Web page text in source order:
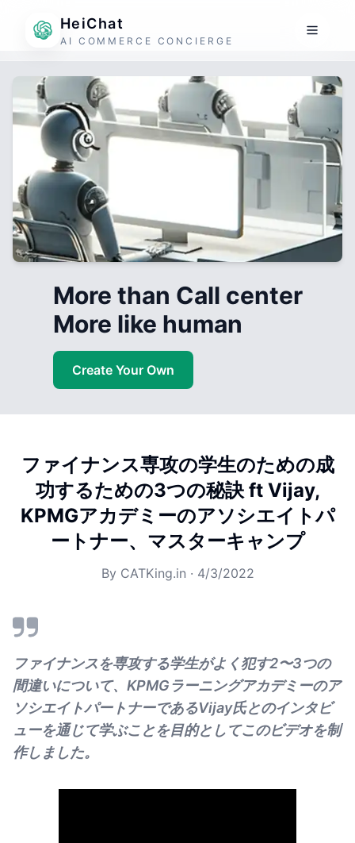
HeiChat
AI COMMERCE CONCIERGE
More than Call center
More like human
Create Your Own
ファイナンス専攻の学生のための成
功するための3つの秘訣 ft Vijay,
KPMGアカデミーのアソシエイトパ
ートナー、マスターキャンプ
By CATKing.in · 4/3/2022
ファイナンスを専攻する学生がよく犯す2〜3つの
間違いについて、KPMGラーニングアカデミーのア
ソシエイトパートナーであるVijay氏とのインタビ
ューを通じて学ぶことを目的としてこのビデオを制
作しました。